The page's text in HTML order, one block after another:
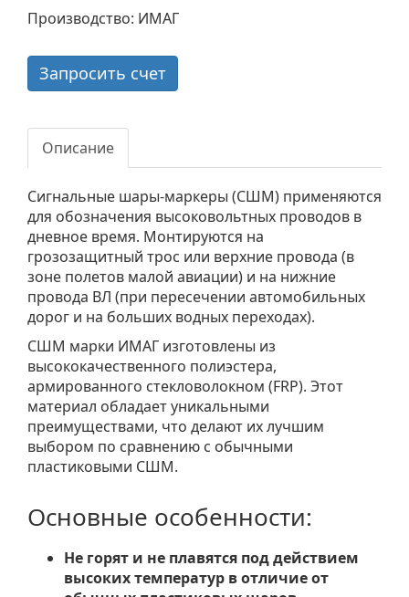
Производство: ИМАГ
Запросить счет
Описание
Сигнальные шары-маркеры (СШМ) применяются
для обозначения высоковольтных проводов в
дневное время. Монтируются на
грозозащитный трос или верхние провода (в
зоне полетов малой авиации) и на нижние
провода ВЛ (при пересечении автомобильных
дорог и на больших водных переходах).
СШМ марки ИМАГ изготовлены из
высококачественного полиэстера,
армированного стекловолокном (FRP). Этот
материал обладает уникальными
преимуществами, что делают их лучшим
выбором по сравнению с обычными
пластиковыми СШМ.
Основные особенности:
Не горят и не плавятся под действием
высоких температур в отличие от